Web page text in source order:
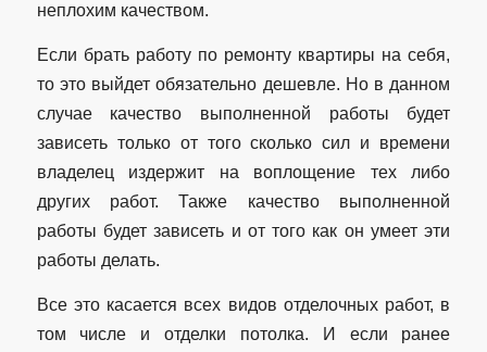
неплохим качеством.
Если брать работу по ремонту квартиры на себя,
то это выйдет обязательно дешевле. Но в данном
случае качество выполненной работы будет
зависеть только от того сколько сил и времени
владелец издержит на воплощение тех либо
других работ. Также качество выполненной
работы будет зависеть и от того как он умеет эти
работы делать.
Все это касается всех видов отделочных работ, в
том числе и отделки потолка. И если ранее